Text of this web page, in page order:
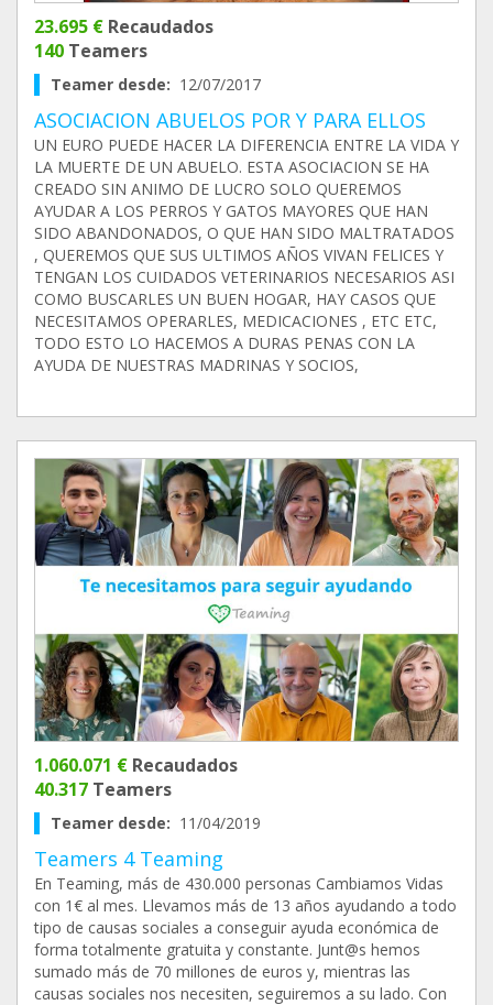
23.695 € Recaudados
140 Teamers
Teamer desde: 12/07/2017
ASOCIACION ABUELOS POR Y PARA ELLOS
UN EURO PUEDE HACER LA DIFERENCIA ENTRE LA VIDA Y
LA MUERTE DE UN ABUELO. ESTA ASOCIACION SE HA
CREADO SIN ANIMO DE LUCRO SOLO QUEREMOS
AYUDAR A LOS PERROS Y GATOS MAYORES QUE HAN
SIDO ABANDONADOS, O QUE HAN SIDO MALTRATADOS
, QUEREMOS QUE SUS ULTIMOS AÑOS VIVAN FELICES Y
TENGAN LOS CUIDADOS VETERINARIOS NECESARIOS ASI
COMO BUSCARLES UN BUEN HOGAR, HAY CASOS QUE
NECESITAMOS OPERARLES, MEDICACIONES , ETC ETC,
TODO ESTO LO HACEMOS A DURAS PENAS CON LA
AYUDA DE NUESTRAS MADRINAS Y SOCIOS,
1.060.071 € Recaudados
40.317 Teamers
Teamer desde: 11/04/2019
Teamers 4 Teaming
En Teaming, más de 430.000 personas Cambiamos Vidas
con 1€ al mes. Llevamos más de 13 años ayudando a todo
tipo de causas sociales a conseguir ayuda económica de
forma totalmente gratuita y constante. Junt@s hemos
sumado más de 70 millones de euros y, mientras las
causas sociales nos necesiten, seguiremos a su lado. Con